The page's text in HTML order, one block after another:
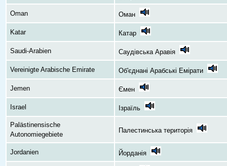
Oman Оман
Katar Катар
Saudi-Arabien Саудівська Аравія
Vereinigte Arabische Emirate Об'єднані Арабські Емірати
Jemen Ємен
Israel Ізраїль
Palästinensische
Autonomiegebiete
Палестинська територія
Jordanien Йорданія